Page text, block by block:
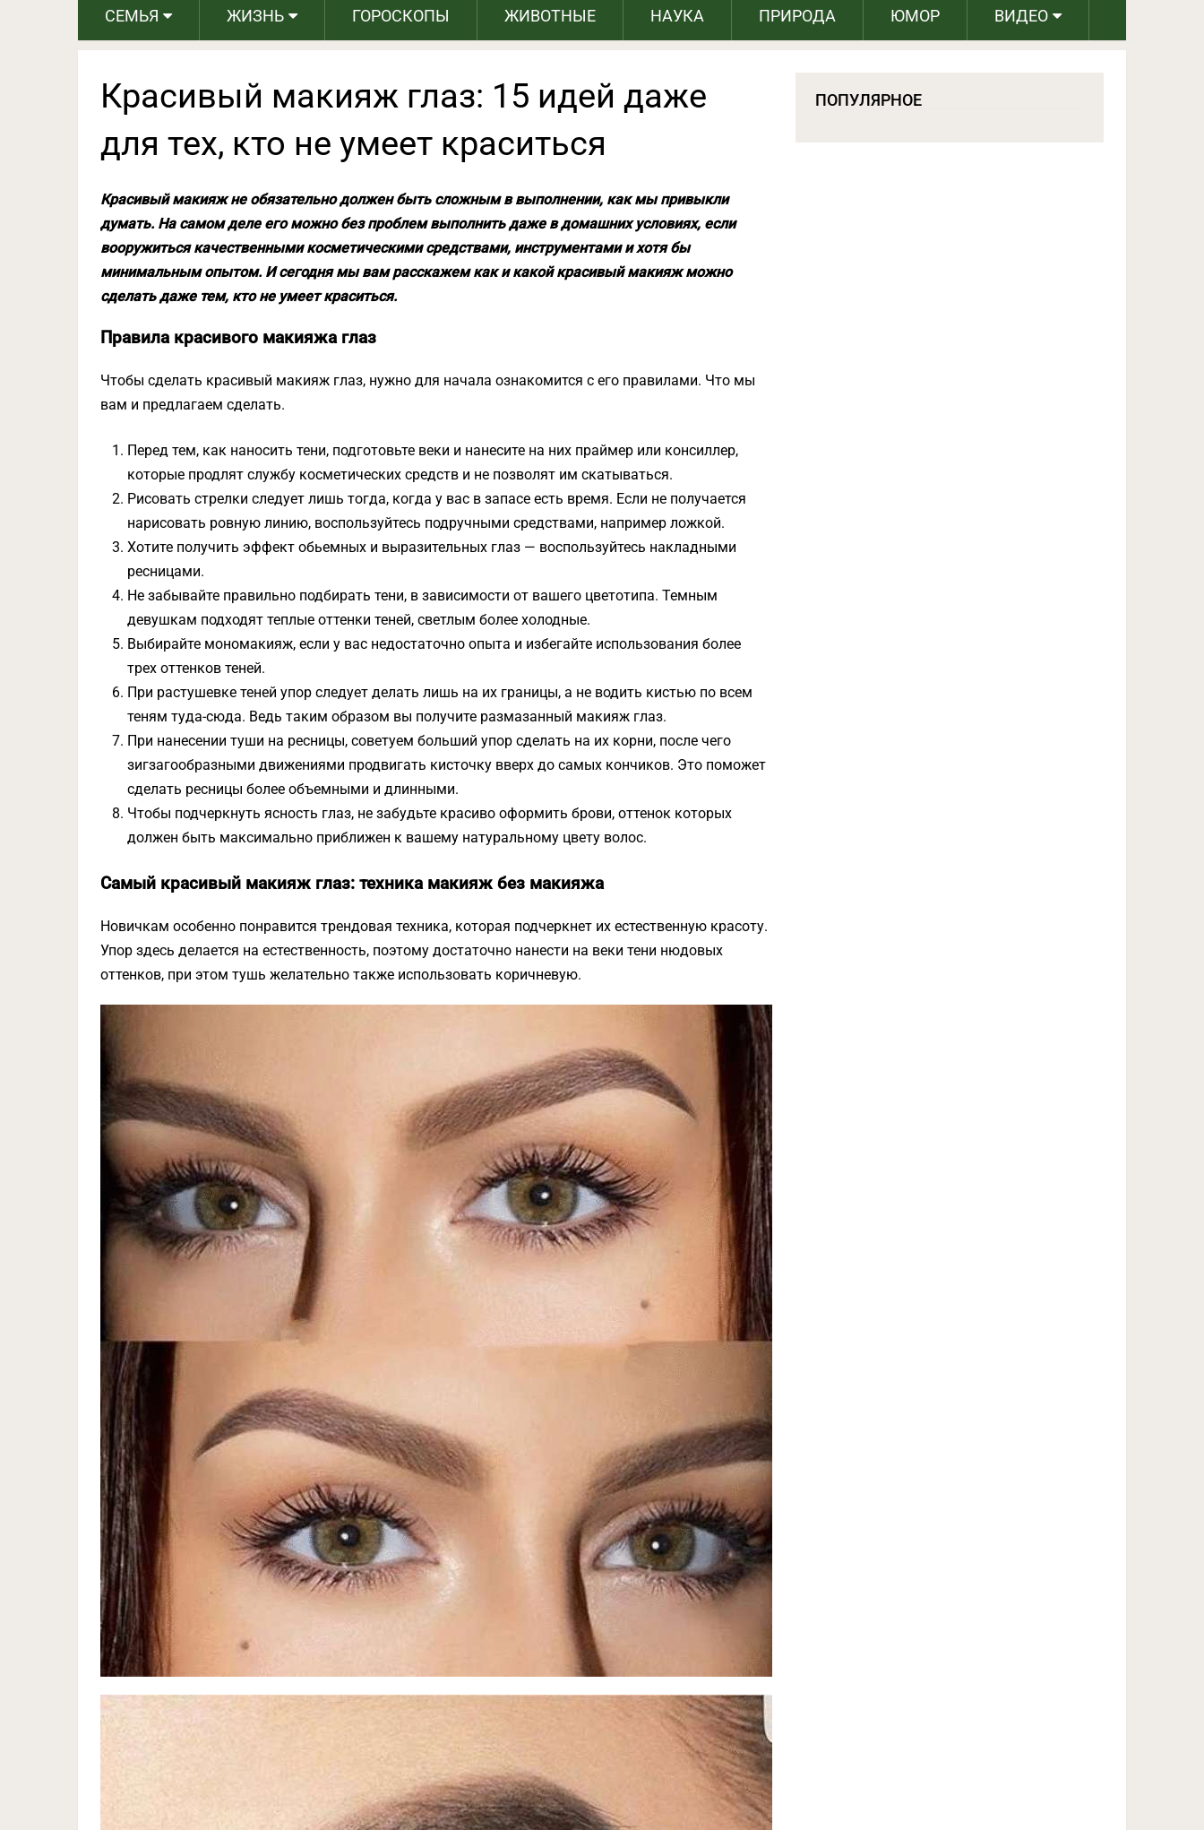
СЕМЬЯ ЖИЗНЬ ГОРОСКОПЫ ЖИВОТНЫЕ НАУКА ПРИРОДА ЮМОР ВИДЕО
Красивый макияж глаз: 15 идей даже
для тех, кто не умеет краситься
Красивый макияж не обязательно должен быть сложным в выполнении, как мы привыкли
думать. На самом деле его можно без проблем выполнить даже в домашних условиях, если
вооружиться качественными косметическими средствами, инструментами и хотя бы
минимальным опытом. И сегодня мы вам расскажем как и какой красивый макияж можно
сделать даже тем, кто не умеет краситься.
Правила красивого макияжа глаз
Чтобы сделать красивый макияж глаз, нужно для начала ознакомится с его правилами. Что мы
вам и предлагаем сделать.
Перед тем, как наносить тени, подготовьте веки и нанесите на них праймер или консиллер,
которые продлят службу косметических средств и не позволят им скатываться.
Рисовать стрелки следует лишь тогда, когда у вас в запасе есть время. Если не получается
нарисовать ровную линию, воспользуйтесь подручными средствами, например ложкой.
Хотите получить эффект обьемных и выразительных глаз — воспользуйтесь накладными
ресницами.
Не забывайте правильно подбирать тени, в зависимости от вашего цветотипа. Темным
девушкам подходят теплые оттенки теней, светлым более холодные.
Выбирайте мономакияж, если у вас недостаточно опыта и избегайте использования более
трех оттенков теней.
При растушевке теней упор следует делать лишь на их границы, а не водить кистью по всем
теням туда-сюда. Ведь таким образом вы получите размазанный макияж глаз.
При нанесении туши на ресницы, советуем больший упор сделать на их корни, после чего
зигзагообразными движениями продвигать кисточку вверх до самых кончиков. Это поможет
сделать ресницы более объемными и длинными.
Чтобы подчеркнуть ясность глаз, не забудьте красиво оформить брови, оттенок которых
должен быть максимально приближен к вашему натуральному цвету волос.
Самый красивый макияж глаз: техника макияж без макияжа
Новичкам особенно понравится трендовая техника, которая подчеркнет их естественную красоту.
Упор здесь делается на естественность, поэтому достаточно нанести на веки тени нюдовых
оттенков, при этом тушь желательно также использовать коричневую.
ПОПУЛЯРНОЕ